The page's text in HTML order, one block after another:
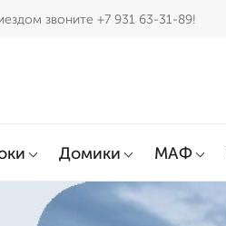
звоните +7 931 63-31-89!
Домики МАФ